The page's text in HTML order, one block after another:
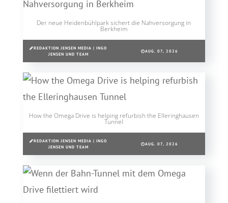
Der neue Heidenbühlpark sichert die Nahversorgung in
Berkheim
REDAKTION JENSEN MEDIA | INGO
JENSEN UND TEAM
AUG. 07, 2026
How the Omega Drive is helping refurbish the Elleringhausen
Tunnel
REDAKTION JENSEN MEDIA | INGO
JENSEN UND TEAM
AUG. 07, 2026